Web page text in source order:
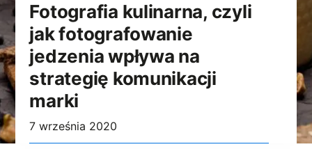
Fotografia kulinarna, czyli
jak fotografowanie
jedzenia wpływa na
strategię komunikacji
marki
7 września 2020